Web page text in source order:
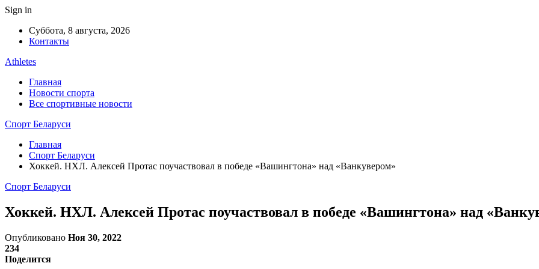
Sign in
Суббота, 8 августа, 2026
Контакты
Athletes
Главная
Новости спорта
Все спортивные новости
Спорт Беларуси
Главная
Спорт Беларуси
Хоккей. НХЛ. Алексей Протас поучаствовал в победе «Вашингтона» над «Ванкувером»
Спорт Беларуси
Хоккей. НХЛ. Алексей Протас поучаствовал в победе «Вашингтона» над
Опубликовано Ноя 30, 2022
234
Поделится